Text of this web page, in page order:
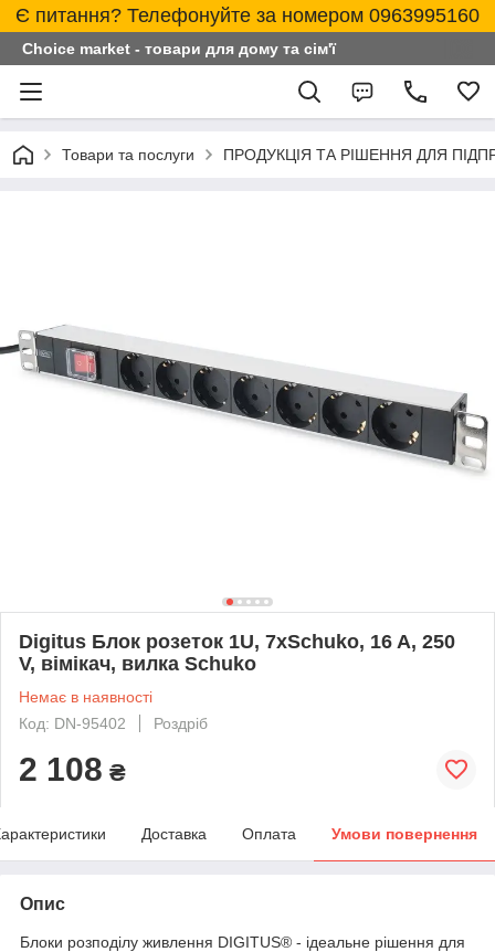
Є питання? Телефонуйте за номером 0963995160
Choice market - товари для дому та сім'ї
Товари та послуги ПРОДУКЦІЯ ТА РІШЕННЯ ДЛЯ
Digitus Блок розеток 1U, 7xSchuko, 16 A, 250
V, вімікач, вилка Schuko
Немає в наявності
Код: DN-95402
Роздріб
2 108 ₴
Доставка Оплата Умови повернення
Опис
Блоки розподілу живлення DIGITUS® - ідеальне рішення для